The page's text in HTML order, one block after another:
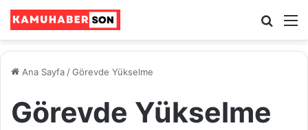
Ara
Ana Sayfa /Görevde Yükselme
Görevde Yükselme